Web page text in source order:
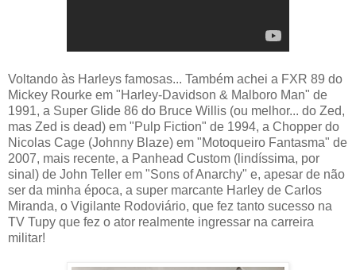
Voltando às Harleys famosas... Também achei a FXR 89 do
Mickey Rourke em "Harley-Davidson & Malboro Man" de
1991, a Super Glide 86 do Bruce Willis (ou melhor... do Zed,
mas Zed is dead) em "Pulp Fiction" de 1994, a Chopper do
Nicolas Cage (Johnny Blaze) em "Motoqueiro Fantasma" de
2007, mais recente, a Panhead Custom (lindíssima, por
sinal) de John Teller em "Sons of Anarchy" e, apesar de não
ser da minha época, a super marcante Harley de Carlos
Miranda, o Vigilante Rodoviário, que fez tanto sucesso na
TV Tupy que fez o ator realmente ingressar na carreira
militar!